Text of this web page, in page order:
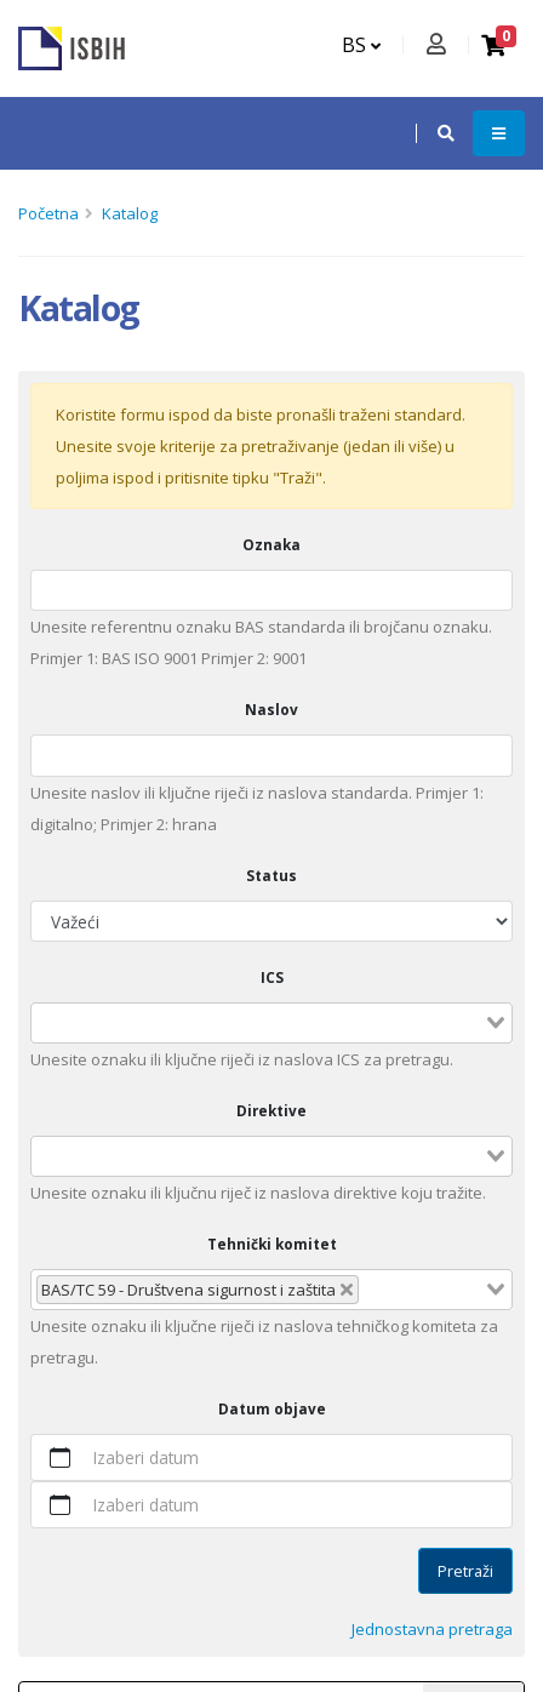
BS 0
Početna Katalog
Katalog
Koristite formu ispod da biste pronašli traženi standard.
Unesite svoje kriterije za pretraživanje (jedan ili više) u
poljima ispod i pritisnite tipku "Traži".
Oznaka
Unesite referentnu oznaku BAS standarda ili brojčanu oznaku.
Primjer 1: BAS ISO 9001 Primjer 2: 9001
Naslov
Unesite naslov ili ključne riječi iz naslova standarda. Primjer 1:
digitalno; Primjer 2: hrana
Status
ICS
Unesite оznaku ili ključne riječi iz naslova ICS za pretragu.
Direktive
Unеsitе oznaku ili klјučnu rijеč iz nаslоvа dirеktivе kојu trаžitе.
Tehnički komitet
BAS/TC 59 - Društvena sigurnost i zaštita
Unesite оznaku ili ključne riječi iz naslova tehničkog komiteta za
pretragu.
Datum objave
Izaberi datum
Izaberi datum
Pretraži
Jednostavna pretraga